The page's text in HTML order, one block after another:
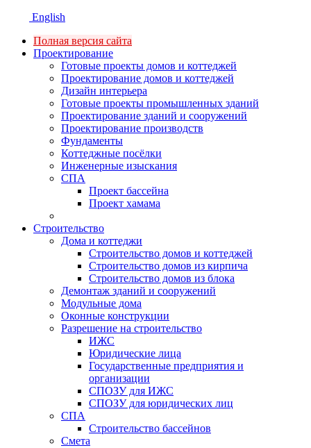
English
Полная версия сайта
Проектирование
Готовые проекты домов и коттеджей
Проектирование домов и коттеджей
Дизайн интерьера
Готовые проекты промышленных зданий
Проектирование зданий и сооружений
Проектирование производств
Фундаменты
Коттеджные посёлки
Инженерные изыскания
СПА
Проект бассейна
Проект хамама
Строительство
Дома и коттеджи
Строительство домов и коттеджей
Строительство домов из кирпича
Строительство домов из блока
Демонтаж зданий и сооружений
Модульные дома
Оконные конструкции
Разрешение на строительство
ИЖС
Юридические лица
Государственные предприятия и
организации
СПОЗУ для ИЖС
СПОЗУ для юридических лиц
СПА
Строительство бассейнов
Смета